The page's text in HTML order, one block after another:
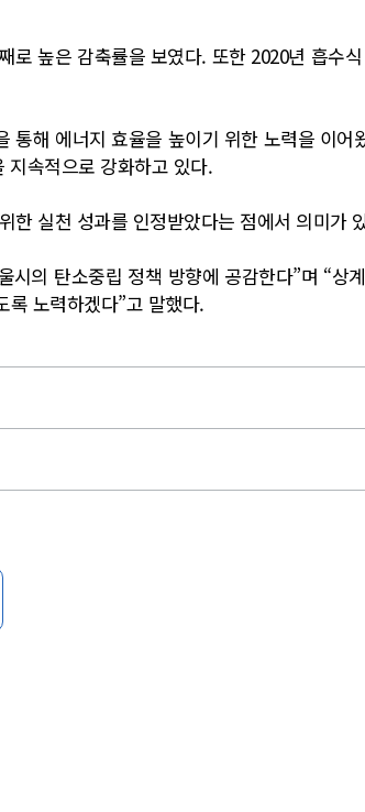
높은 감축률을 보였다. 또한 2020년 흡수
해 에너지 효율을 높이기 위한 노력을 이어
지속적으로 강화하고 있다.
한 실천 성과를 인정받았다는 점에서 의미가
의 탄소중립 정책 방향에 공감한다”며 “상
록 노력하겠다”고 말했다.